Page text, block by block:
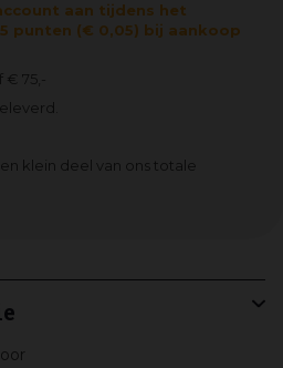
aan tijdens het
punten (€ 0,05) bij aankoop
75,-
klein deel van ons totale